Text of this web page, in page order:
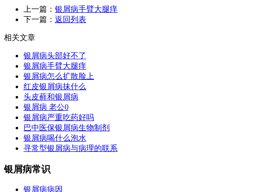
上一篇： 银屑病手臂大腿痒
下一篇： 返回列表
相关文章
银屑病头部好不了
银屑病手臂大腿痒
银屑病怎么扩散脸上
红皮银屑病抹什么
头皮藓和银屑病
银屑病 老公0
银屑病严重吃药好吗
巴中医保银屑病生物制剂
银屑病喝什么泡水
寻常型银屑病与病理的联系
银屑病常识
银屑病病因